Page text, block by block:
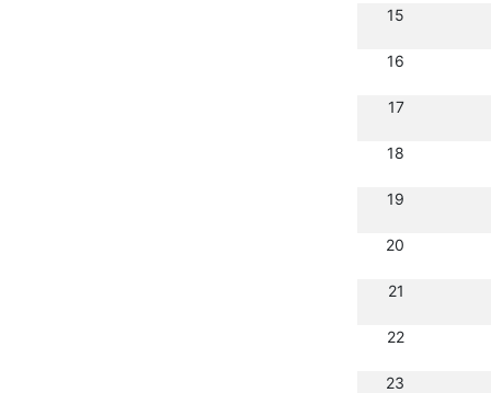
15
16
17
18
19
20
21
22
23